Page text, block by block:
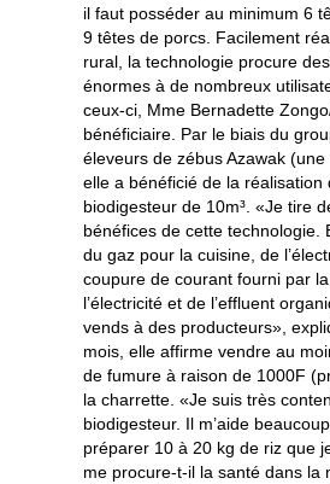
il faut posséder au minimum 6
9 têtes de porcs. Facilement
rural, la technologie procure
énormes à de nombreux
ceux-ci, Mme Bernadette
bénéficiaire. Par le biais du
éleveurs de zébus Azawak
elle a bénéficié de la réalisation
biodigesteur de 10m³. «Je tire
bénéfices de cette technologie.
du gaz pour la cuisine, de
coupure de courant fourni par
l’électricité et de l’effluent
vends à des producteurs»,
mois, elle affirme vendre au
de fumure à raison de 1000F
la charrette. «Je suis très
biodigesteur. Il m’aide
préparer 10 à 20 kg de riz que
me procure-t-il la santé dans la